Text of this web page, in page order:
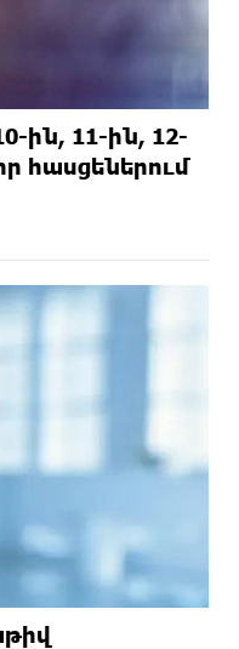
ին, 11-ին, 12-
հասցեներում